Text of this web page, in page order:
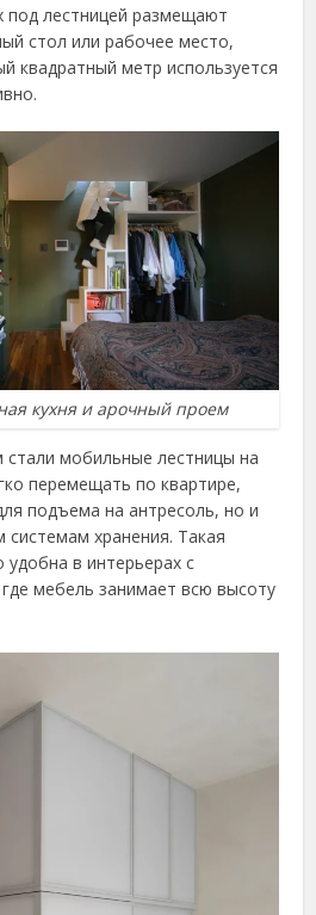
под лестницей размещают
стол или рабочее место,
квадратный метр используется
кухня и арочный проем
мобильные лестницы на
перемещать по квартире,
подъема на антресоль, но и
системам хранения. Такая
удобна в интерьерах с
мебель занимает всю высоту